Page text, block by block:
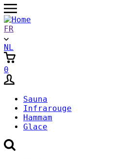
Aller
au
contenu
principal
FR
NL
0
Sauna
Infrarouge
Hammam
Glace